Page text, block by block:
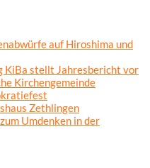
auf Hiroshima und
KiBa stellt Jahresbericht vor
Kirchengemeinde
Zethlingen
Umdenken in der